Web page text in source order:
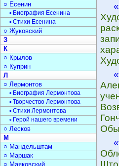
○ Есенин
▫ Биография Есенина
▫ Стихи Есенина
○ Жуковский
З
К
○ Крылов
○ Куприн
Л
○ Лермонтов
▫ Биография Лермонтова
▫ Творчество Лермонтова
▫ Стихи Лермонтова
▫ Герой нашего времени
○ Лесков
М
○ Мандельштам
○ Маршак
○ Маяковский